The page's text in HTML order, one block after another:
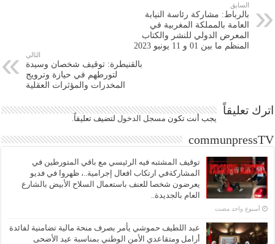
السابق
بالرباط: مشاركة رئاسة النيابة
العامة بالمملكة المغربية في
المعرض الدولي للنشر والكتاب
المنظم ما بين 01 و 11 يونيو 2023
التالي
بالقنيطرة: توقيف شخصان وسيدة
لتورطهم في حيازة وترويج
المخدرات والمؤثرات العقلية
اترك تعليقاً
يجب أنت تكون مسجل الدخول لتضيف تعليقاً.
communpressTV
توقيف المشتبه فيه الرئيسي مع باقي المتورطين في
المشاركةفي ارتكاب افعال إجرامية..، ظهروا في فديو
يعرضون شخصا للعنف باستعمال السلاح الأبيض بالشارع
العام بالجديدة..
‏أسبوع واحد مضت
عبد اللطيف حموشي يأمر بصرف منحة مالية تضامنية لفائدة
أرامل ومتقاعدي الأمن الوطني بمناسبة عيد الأضحى